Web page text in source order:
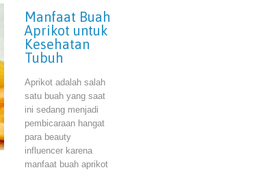
Manfaat Buah
Aprikot untuk
Kesehatan
Tubuh
Aprikot adalah salah
satu buah yang saat
ini sedang menjadi
pembicaraan hangat
para beauty
influencer karena
manfaat buah aprikot